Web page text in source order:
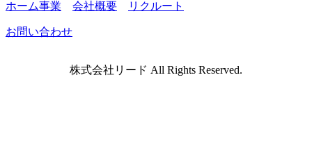
ホーム事業
会社概要 リクルート
お問い合わせ
株式会社リード All Rights Reserved.